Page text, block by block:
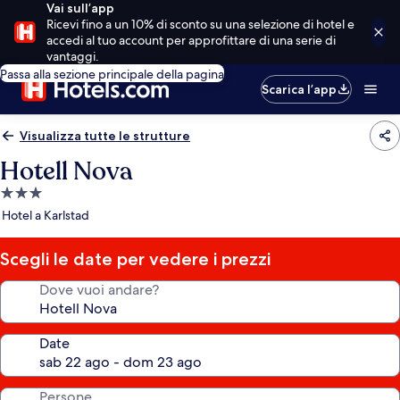
Vai sull’app
Ricevi fino a un 10% di sconto su una selezione di hotel e
accedi al tuo account per approfittare di una serie di
vantaggi.
Passa alla sezione principale della pagina
Scarica l’app
Visualizza tutte le strutture
Hotell Nova
Struttura
a
stelle
Hotel a Karlstad
Scegli le date per vedere i prezzi
Dove vuoi andare?
Date